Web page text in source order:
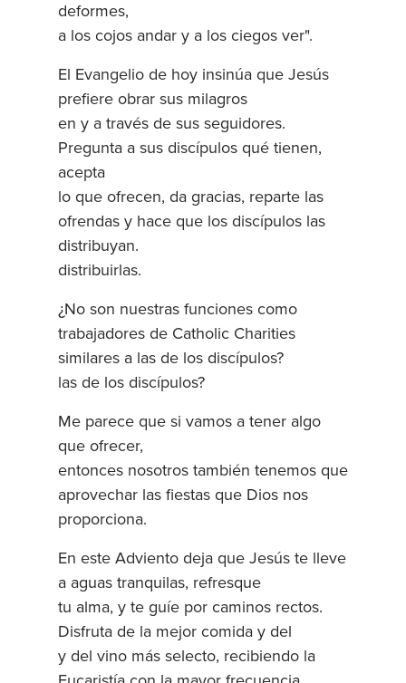
deformes,
a los cojos andar y a los ciegos ver".
El Evangelio de hoy insinúa que Jesús
prefiere obrar sus milagros
en y a través de sus seguidores.
Pregunta a sus discípulos qué tienen,
acepta
lo que ofrecen, da gracias, reparte las
ofrendas y hace que los discípulos las
distribuyan.
distribuirlas.
¿No son nuestras funciones como
trabajadores de Catholic Charities
similares a las de los discípulos?
las de los discípulos?
Me parece que si vamos a tener algo
que ofrecer,
entonces nosotros también tenemos que
aprovechar las fiestas que Dios nos
proporciona.
En este Adviento deja que Jesús te lleve
a aguas tranquilas, refresque
tu alma, y te guíe por caminos rectos.
Disfruta de la mejor comida y del
y del vino más selecto, recibiendo la